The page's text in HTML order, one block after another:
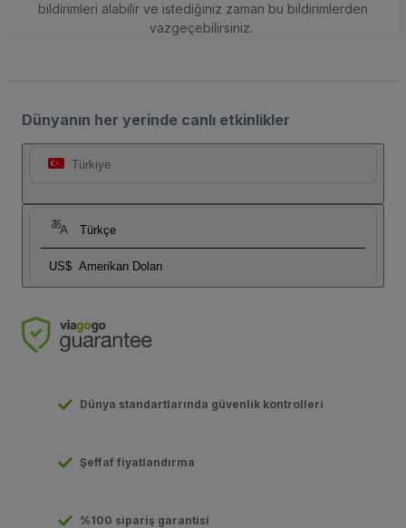
bildirimleri alabilir ve istediğiniz zaman bu bildirimlerden
vazgeçebilirsiniz.
Dünyanın her yerinde canlı etkinlikler
Türkiye
Türkçe
US$ Amerikan Doları
Dünya standartlarında güvenlik kontrolleri
Şeffaf fiyatlandırma
%100 sipariş garantisi